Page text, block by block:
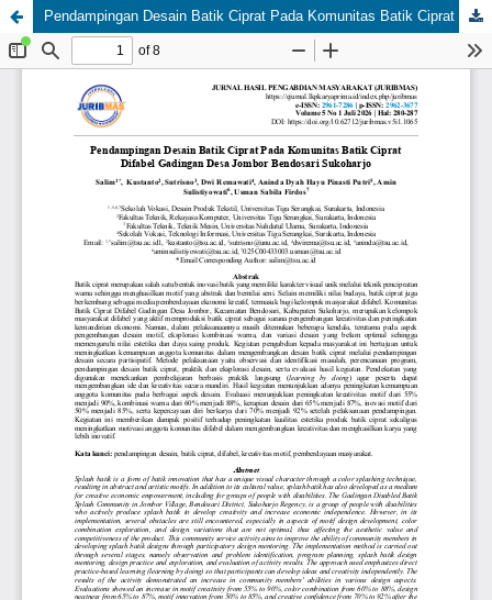
Pendampingan Desain Batik Ciprat Pada Komunitas Batik Ciprat Difabel Gadingan Desa Jombor Bendosari Sukoharjo